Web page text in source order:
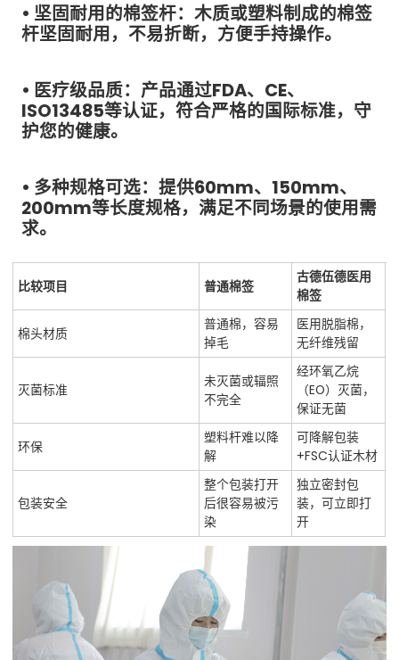
• 坚固耐用的棉签杆：木质或塑料制成的棉签
杆坚固耐用，不易折断，方便手持操作。
• 医疗级品质：产品通过FDA、CE、
ISO13485等认证，符合严格的国际标准，守
护您的健康。
• 多种规格可选：提供60mm、150mm、
200mm等长度规格，满足不同场景的使用需
求。
比较项目 普通棉签
古德伍德医用
棉签
棉头材质
普通棉，容易
掉毛
医用脱脂棉，
无纤维残留
灭菌标准
未灭菌或辐照
不完全
经环氧乙烷
（EO）灭菌，
保证无菌
环保
塑料杆难以降
解
可降解包装
+FSC认证木材
包装安全
整个包装打开
后很容易被污
染
独立密封包
装，可立即打
开